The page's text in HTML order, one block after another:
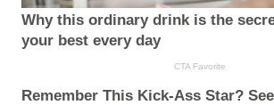
Why this ordinary drink is the
your best every day
CTA Favorite
Remember This Kick-Ass Star?